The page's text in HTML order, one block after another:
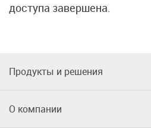
доступа завершена.
Продукты и решения
О компании